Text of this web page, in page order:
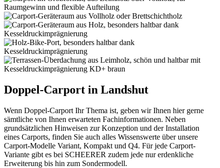
Doppel-Carport in Landshut
Wenn Doppel-Carport Ihr Thema ist, geben wir Ihnen hier gerne
sämtliche von Ihnen erwarteten Fachinformationen. Neben
grundsätzlichen Hinweisen zur Konzeption und der Installation
eines Carports, finden Sie auch alles Wissenswerte über unsere
Carport-Modelle Variant, Kompakt und Q4. Für jede Carport-
Variante gibt es bei SCHEERER zudem jede nur erdenkliche
Erweiterung bis hin zum Sondermodell.